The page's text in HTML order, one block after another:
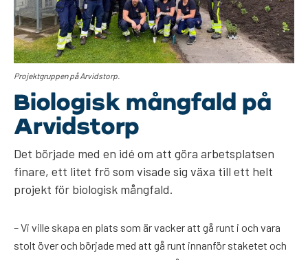
Projektgruppen på Arvidstorp.
Biologisk mångfald på
Arvidstorp
Det började med en idé om att göra arbetsplatsen
finare, ett litet frö som visade sig växa till ett helt
projekt för biologisk mångfald.
– Vi ville skapa en plats som är vacker att gå runt i och vara
stolt över och började med att gå runt innanför staketet och